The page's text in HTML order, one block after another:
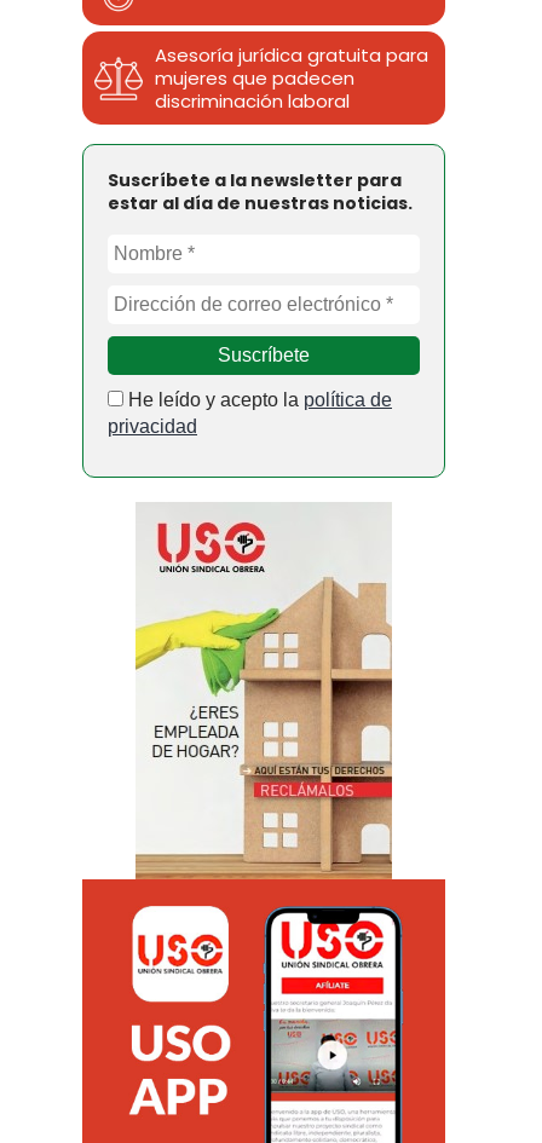
Asesoría jurídica gratuita para
mujeres que padecen
discriminación laboral
Suscríbete a la newsletter para
estar al día de nuestras noticias.
He leído y acepto la política de
privacidad